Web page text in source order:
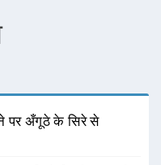
पर अँगूठे के सिरे से